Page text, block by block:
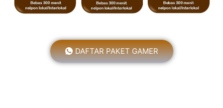
DAFTAR PAKET GAMER